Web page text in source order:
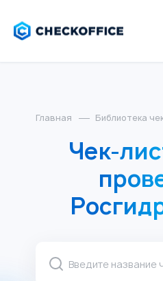
Главная Библиотека
Чек-